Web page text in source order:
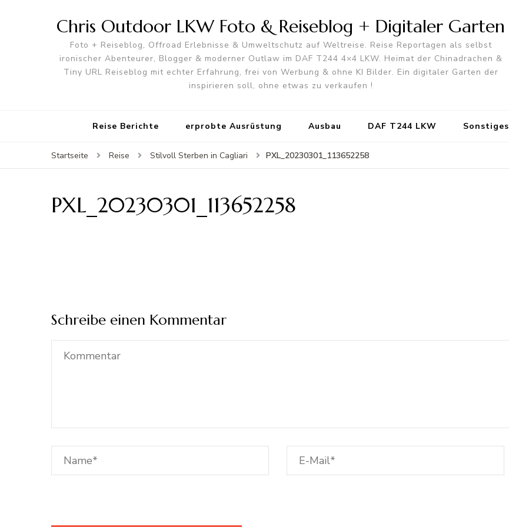
Chris Outdoor LKW Foto & Reiseblog + Digitaler Garten
Foto + Reiseblog, Offroad Erlebnisse & Umweltschutz auf Weltreise. Reise Reportagen als selbst
ironischer Abenteurer, Blogger & moderner Outlaw im DAF T244 4×4 LKW. Heimat der Chinadrachen &
Tiny URL Reiseblog mit echter Erfahrung, frei von Werbung & ohne KI Bilder. Ein digitaler Garten der
inspirieren soll, ohne etwas zu verkaufen !
Reise Berichte erprobte Ausrüstung Ausbau DAF T244 LKW Sonstiges
Startseite Reise Stilvoll Sterben in Cagliari PXL_20230301_113652258
PXL_20230301_113652258
Schreibe einen Kommentar